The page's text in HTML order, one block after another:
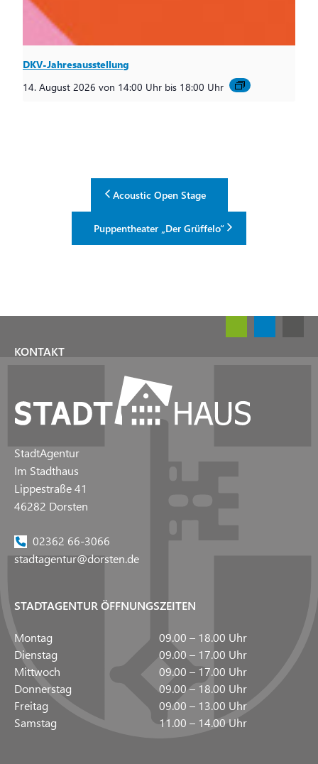
DKV-Jahresausstellung
14. August 2026 von 14:00 Uhr bis 18:00 Uhr
Acoustic Open Stage
Puppentheater „Der Grüffelo“
KONTAKT
StadtAgentur
Im Stadthaus
Lippestraße 41
46282 Dorsten
02362 66-3066
stadtagentur@dorsten.de
STADTAGENTUR ÖFFNUNGSZEITEN
Montag
09.00 – 18.00 Uhr
Dienstag
09.00 – 17.00 Uhr
Mittwoch
09.00 – 17.00 Uhr
Donnerstag
09.00 – 18.00 Uhr
Freitag
09.00 – 13.00 Uhr
Samstag
11.00 – 14.00 Uhr